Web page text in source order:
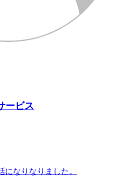
ービス
なりなりました。